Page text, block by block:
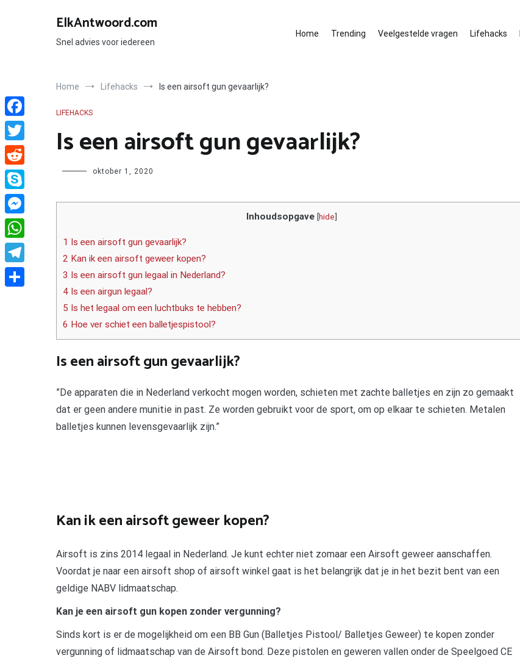
ElkAntwoord.com
Snel advies voor iedereen
Home Trending Veelgestelde vragen Lifehacks
Home Lifehacks Is een airsoft gun gevaarlijk?
LIFEHACKS
Is een airsoft gun gevaarlijk?
Author oktober 1, 2020
Inhoudsopgave [hide]
1 Is een airsoft gun gevaarlijk?
2 Kan ik een airsoft geweer kopen?
3 Is een airsoft gun legaal in Nederland?
4 Is een airgun legaal?
5 Is het legaal om een luchtbuks te hebben?
6 Hoe ver schiet een balletjespistool?
Is een airsoft gun gevaarlijk?
”De apparaten die in Nederland verkocht mogen worden, schieten met zachte balletjes en zijn zo gemaakt
dat er geen andere munitie in past. Ze worden gebruikt voor de sport, om op elkaar te schieten. Metalen
balletjes kunnen levensgevaarlijk zijn.”
Kan ik een airsoft geweer kopen?
Airsoft is zins 2014 legaal in Nederland. Je kunt echter niet zomaar een Airsoft geweer aanschaffen.
Voordat je naar een airsoft shop of airsoft winkel gaat is het belangrijk dat je in het bezit bent van een
geldige NABV lidmaatschap.
Kan je een airsoft gun kopen zonder vergunning?
Sinds kort is er de mogelijkheid om een BB Gun (Balletjes Pistool/ Balletjes Geweer) te kopen zonder
vergunning of lidmaatschap van de Airsoft bond. Deze pistolen en geweren vallen onder de Speelgoed CE
Facebook
Twitter
Reddit
Skype
Messenger
WhatsApp
Telegram